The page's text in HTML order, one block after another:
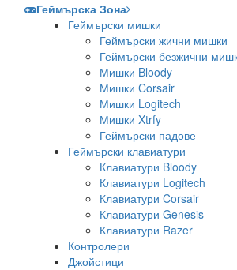
Геймърска Зона
Геймърски мишки
Геймърски жични мишки
Геймърски безжични
Мишки Bloody
Мишки Corsair
Мишки Logitech
Мишки Xtrfy
Геймърски падове
Геймърски клавиатури
Клавиатури Bloody
Клавиатури Logitech
Клавиатури Corsair
Клавиатури Genesis
Клавиатури Razer
Контролери
Джойстици